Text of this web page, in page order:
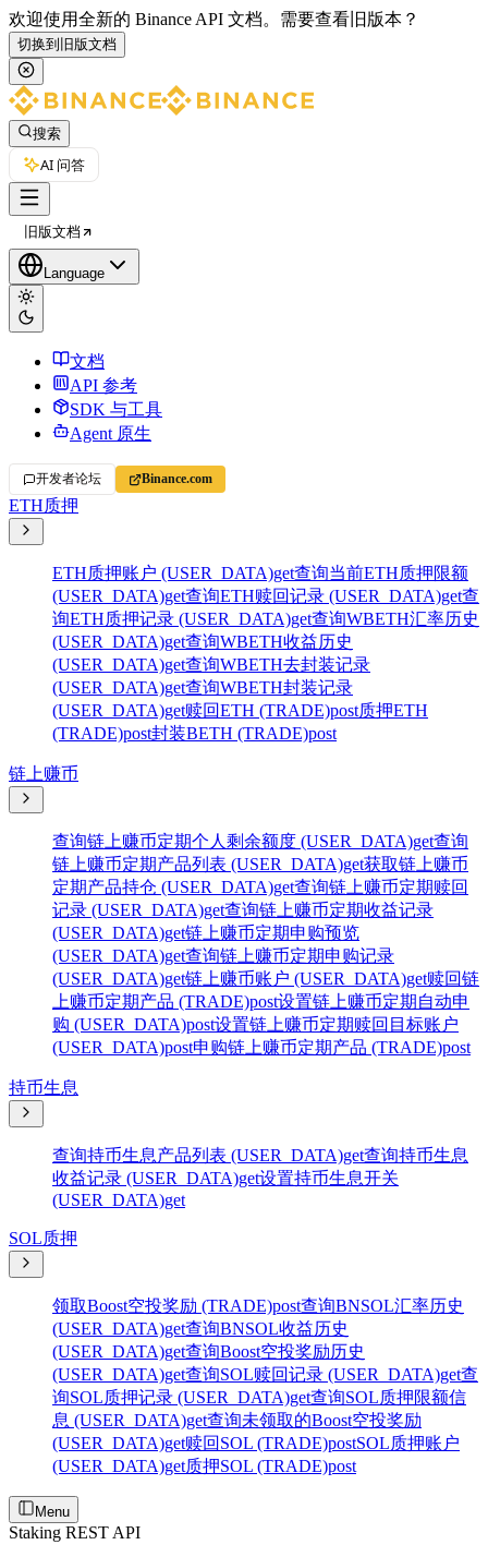
欢迎使用全新的 Binance API 文档。 需要查看旧版本？
切换到旧版文档
搜索
AI 问答
旧版文档
Language
文档
API 参考
SDK 与工具
Agent 原生
开发者论坛 Binance.com
ETH质押
ETH质押账户 (USER_DATA)get查询当前ETH质押限额
(USER_DATA)get查询ETH赎回记录 (USER_DATA)get查
询ETH质押记录 (USER_DATA)get查询WBETH汇率历史
(USER_DATA)get查询WBETH收益历史
(USER_DATA)get查询WBETH去封装记录
(USER_DATA)get查询WBETH封装记录
(USER_DATA)get赎回ETH (TRADE)post质押ETH
(TRADE)post封装BETH (TRADE)post
链上赚币
查询链上赚币定期个人剩余额度 (USER_DATA)get查询
链上赚币定期产品列表 (USER_DATA)get获取链上赚币
定期产品持仓 (USER_DATA)get查询链上赚币定期赎回
记录 (USER_DATA)get查询链上赚币定期收益记录
(USER_DATA)get链上赚币定期申购预览
(USER_DATA)get查询链上赚币定期申购记录
(USER_DATA)get链上赚币账户 (USER_DATA)get赎回链
上赚币定期产品 (TRADE)post设置链上赚币定期自动申
购 (USER_DATA)post设置链上赚币定期赎回目标账户
(USER_DATA)post申购链上赚币定期产品 (TRADE)post
持币生息
查询持币生息产品列表 (USER_DATA)get查询持币生息
收益记录 (USER_DATA)get设置持币生息开关
(USER_DATA)get
SOL质押
领取Boost空投奖励 (TRADE)post查询BNSOL汇率历史
(USER_DATA)get查询BNSOL收益历史
(USER_DATA)get查询Boost空投奖励历史
(USER_DATA)get查询SOL赎回记录 (USER_DATA)get查
询SOL质押记录 (USER_DATA)get查询SOL质押限额信
息 (USER_DATA)get查询未领取的Boost空投奖励
(USER_DATA)get赎回SOL (TRADE)postSOL质押账户
(USER_DATA)get质押SOL (TRADE)post
Menu
Staking REST API